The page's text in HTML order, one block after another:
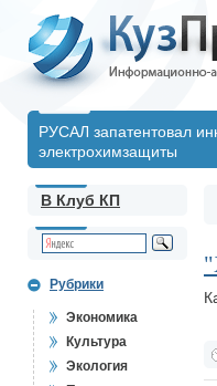
РУСАЛ запатентовал
электрохимзащиты
В Клуб КП
Рубрики
Экономика
Культура
Экология